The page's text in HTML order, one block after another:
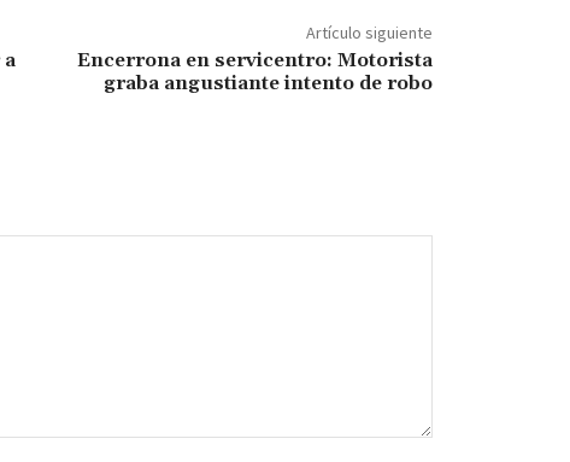
Artículo siguiente
Encerrona en servicentro: Motorista
graba angustiante intento de robo